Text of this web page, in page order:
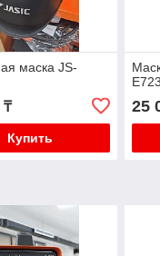
маска JS-
₸
Купить
25